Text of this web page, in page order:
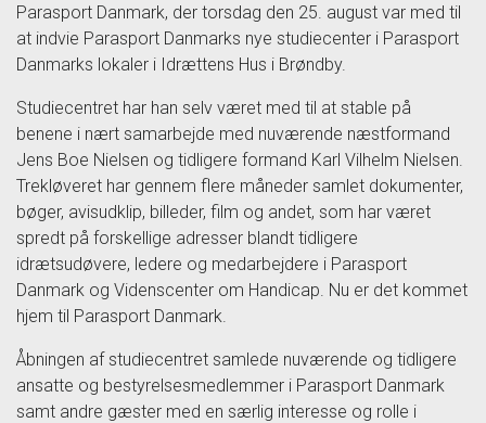
Parasport Danmark, der torsdag den 25. august var med til
at indvie Parasport Danmarks nye studiecenter i Parasport
Danmarks lokaler i Idrættens Hus i Brøndby.
Studiecentret har han selv været med til at stable på
benene i nært samarbejde med nuværende næstformand
Jens Boe Nielsen og tidligere formand Karl Vilhelm Nielsen.
Trekløveret har gennem flere måneder samlet dokumenter,
bøger, avisudklip, billeder, film og andet, som har været
spredt på forskellige adresser blandt tidligere
idrætsudøvere, ledere og medarbejdere i Parasport
Danmark og Videnscenter om Handicap. Nu er det kommet
hjem til Parasport Danmark.
Åbningen af studiecentret samlede nuværende og tidligere
ansatte og bestyrelsesmedlemmer i Parasport Danmark
samt andre gæster med en særlig interesse og rolle i